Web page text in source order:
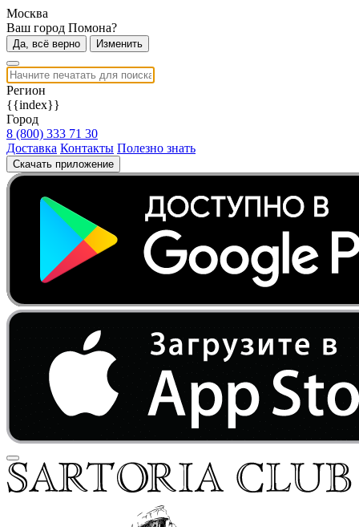
Москва
Ваш город Помона?
Да, всё верно Изменить
Регион
{{index}}
Город
8 (800) 333 71 30
Доставка Контакты Полезно знать
Скачать приложение